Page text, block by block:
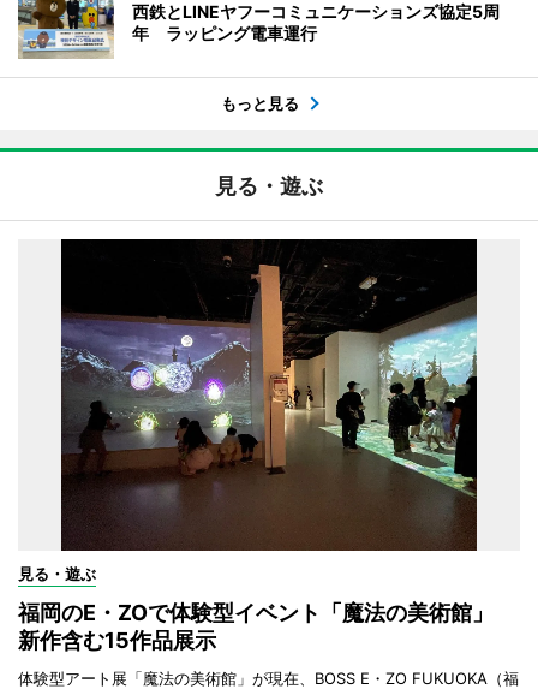
西鉄とLINEヤフーコミュニケーションズ協定5周
年 ラッピング電車運行
もっと見る
見る・遊ぶ
見る・遊ぶ
福岡のE・ZOで体験型イベント「魔法の美術館」
新作含む15作品展示
体験型アート展「魔法の美術館」が現在、BOSS E・ZO FUKUOKA（福